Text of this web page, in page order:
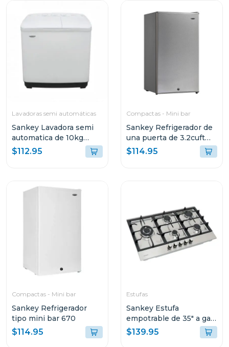
Lavadoras semi automáticas
Sankey Lavadora semi
automatica de 10kg
blanca wm1077
$112.95
Compactas - Mini bar
Sankey Refrigerador de
una puerta de 3.2cuft
rf670
$114.95
Compactas - Mini bar
Sankey Refrigerador
tipo mini bar 670
$114.95
Estufas
Sankey Estufa
empotrable de 35" a gas
5 quemadores 992scm
$139.95